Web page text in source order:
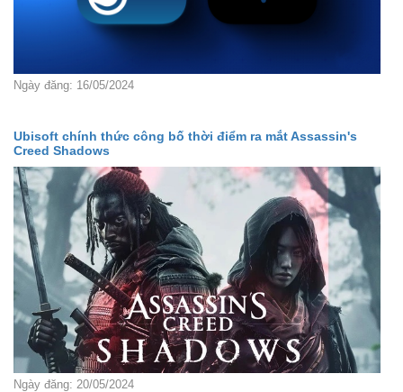
Ngày đăng: 16/05/2024
Ubisoft chính thức công bố thời điểm ra mắt Assassin's
Creed Shadows
Ngày đăng: 20/05/2024